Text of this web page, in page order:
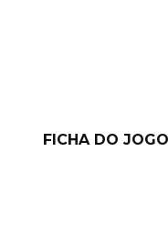
FICHA DO